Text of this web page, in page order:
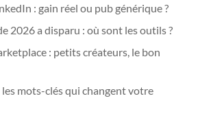
: gain réel ou pub générique ?
2026 a disparu : où sont les outils ?
: petits créateurs, le bon
mots-clés qui changent votre